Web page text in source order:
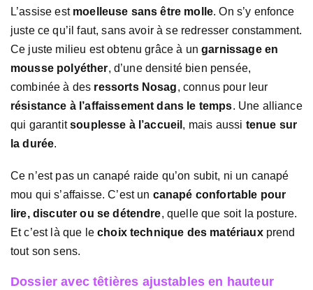
L’assise est moelleuse sans être molle. On s’y enfonce
juste ce qu’il faut, sans avoir à se redresser constamment.
Ce juste milieu est obtenu grâce à ungarnissage en
mousse polyéther, d’une densité bien pensée,
combinée à des ressorts Nosag, connus pour leur
résistance à l’affaissement dans le temps. Une alliance
qui garantitsouplesse à l’accueil , mais aussi tenue sur
la durée.
Ce n’est pas un canapé raide qu’on subit, ni un canapé
mou qui s’affaisse. C’est un canapé confortable pour
lire, discuter ou se détendre, quelle que soit la posture.
Et c’est là que lechoix technique des matériauxprend
tout son sens.
Dossier avec têtières ajustables en hauteur